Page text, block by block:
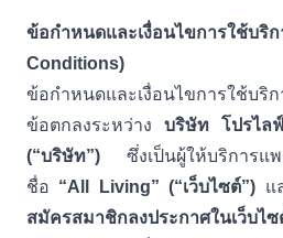
ข้อกำหนดและเงื่อนไขการใช้บริก
Conditions)
ข้อกำหนดและเงื่อนไขการใช้บริ
ข้อตกลงระหว่างบริษัท โปรไ
(“บริษัท”) ซึ่งเป็นผู้ให้บริการแ
ชื่อ “All Living” (“เว็บไซต์”) แ
สมัครสมาชิกลงประกาศในเว็บไซ